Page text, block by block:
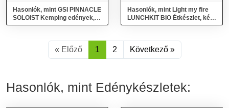
Hasonlók, mint GSI PINNACLE
SOLOIST Kemping edények,
sötétszürke, méret
Hasonlók, mint Light my fire
LUNCHKIT BIO Étkészlet, kék,
méret
« Előző 1 2 Következő »
Hasonlók, mint Edénykészletek: